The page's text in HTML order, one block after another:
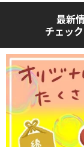
最新
チェッ